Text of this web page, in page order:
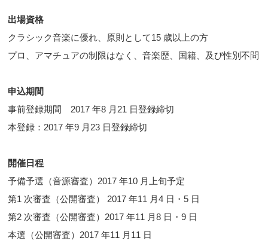
出場資格
クラシック音楽に優れ、原則として15 歳以上の方
プロ、アマチュアの制限はなく、音楽歴、国籍、及び性別不問
申込期間
事前登録期間 2017 年8 月21 日登録締切
本登録：2017 年9 月23 日登録締切
開催日程
予備予選（音源審査）2017 年10 月上旬予定
第1 次審査（公開審査） 2017 年11 月4 日・5 日
第2 次審査（公開審査）2017 年11 月8 日・9 日
本選（公開審査）2017 年11 月11 日